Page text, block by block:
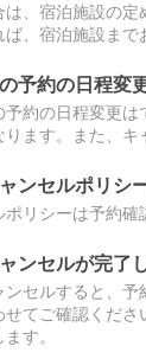
は、宿泊施設の
、宿泊施設まで
予約の日程変
予約の日程変更
ります。また、
ンセルポリシ
リシーは予約確
ンセルが完了
ンセルすると、
せてご確認くだ
す。